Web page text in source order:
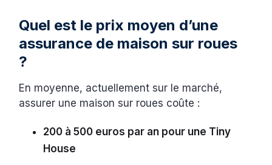
Quel est le prix moyen d’une
assurance de maison sur roues
?
En moyenne, actuellement sur le marché,
assurer une maison sur roues coûte :
200 à 500 euros par an pour une Tiny
House